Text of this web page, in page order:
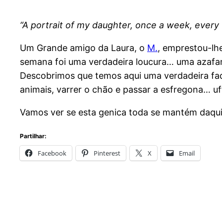
“A portrait of my daughter, once a week, every
Um Grande amigo da Laura, o M., emprestou-
semana foi uma verdadeira loucura… uma
Descobrimos que temos aqui uma verdadeira
animais, varrer o chão e passar a esfregona…
Vamos ver se esta genica toda se mantém
Partilhar:
Facebook Pinterest X Email